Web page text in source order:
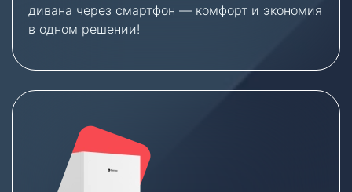
дивана через смартфон — комфорт и экономия
в одном решении!